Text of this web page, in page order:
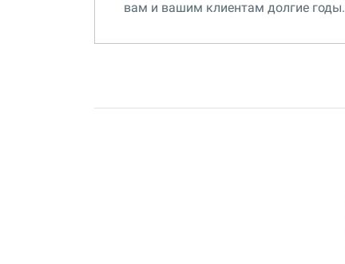
вам и вашим клиентам долгие годы.